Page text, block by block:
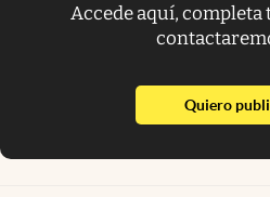
Accede aquí, completa
Quiero